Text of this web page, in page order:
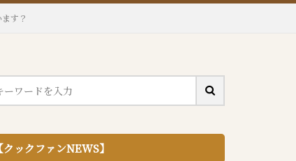
す？
【クックファンNEWS】